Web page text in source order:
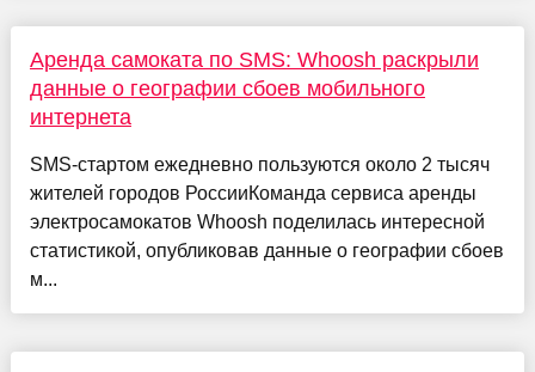
Аренда самоката по SMS: Whoosh раскрыли
данные о географии сбоев мобильного
интернета
SMS-стартом ежедневно пользуются около 2 тысяч
жителей городов РоссииКоманда сервиса аренды
электросамокатов Whoosh поделилась интересной
статистикой, опубликовав данные о географии сбоев
м...